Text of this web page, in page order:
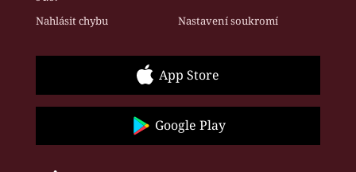
Nahlásit chybu Nastavení soukromí
App Store
Google Play